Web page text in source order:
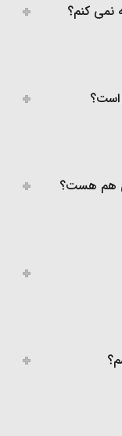
نمی کنم؟
است؟
هم هست؟